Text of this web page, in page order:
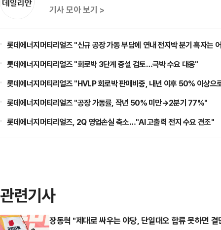
기사 모아 보기 >
롯데에너지머티리얼즈 "신규 공장 가동 부담에 연내 전지박 분기 흑자는
롯데에너지머티리얼즈 "회로박 3단계 증설 검토…극박 수요 대응"
롯데에너지머티리얼즈 "HVLP 회로박 판매비중, 내년 이후 50% 이상으
롯데에너지머티리얼즈 "공장 가동률, 작년 50% 미만→2분기 77%"
롯데에너지머티리얼즈, 2Q 영업손실 축소…"AI 고출력 전지 수요 견조"
관련기사
장동혁 "제대로 싸우는 야당, 단일대오 합류 못하면 결